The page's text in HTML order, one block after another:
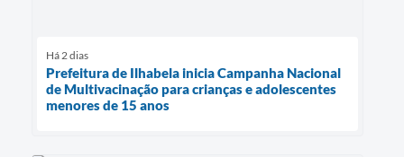
Há 2 dias
Prefeitura de Ilhabela inicia Campanha Nacional
de Multivacinação para crianças e adolescentes
menores de 15 anos